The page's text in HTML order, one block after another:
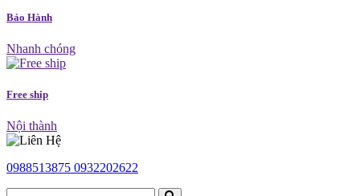
Bảo Hành
Nhanh chóng
Free ship
Nội thành
0988513875 0932202622